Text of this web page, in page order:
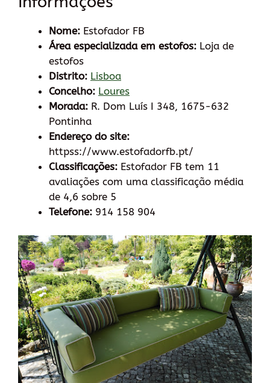
Nome: Estofador FB
Área especializada em estofos: Loja de
estofos
Distrito: Lisboa
Concelho: Loures
Morada: R. Dom Luís I 348, 1675-632
Pontinha
Endereço do site:
httpss://www.estofadorfb.pt/
Classificações: Estofador FB tem 11
avaliações com uma classificação média
de 4,6 sobre 5
Telefone: 914 158 904